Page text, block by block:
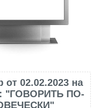
02.02.2023 на
"ГОВОРИТЬ ПО-